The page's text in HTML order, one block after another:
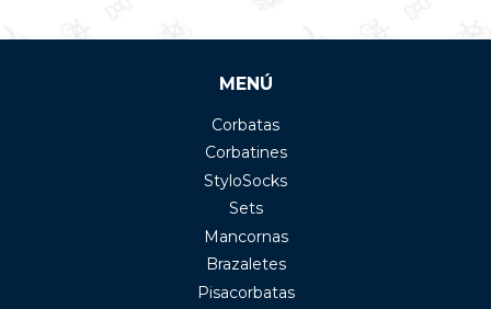
MENÚ
Corbatas
Corbatines
StyloSocks
Sets
Mancornas
Brazaletes
Pisacorbatas